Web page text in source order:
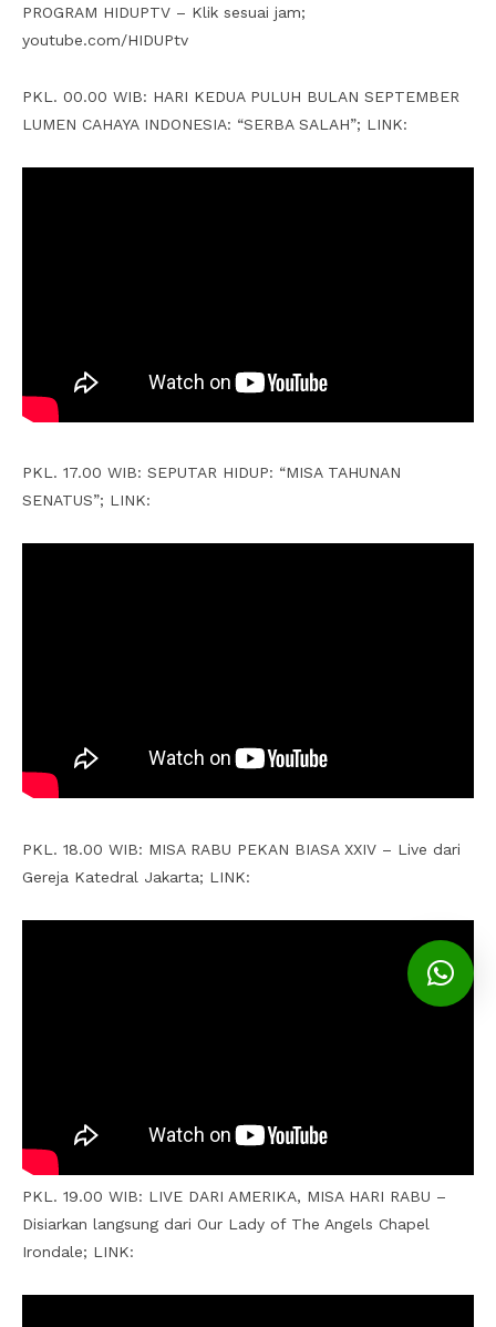
PROGRAM HIDUPTV – Klik sesuai jam;
youtube.com/HIDUPtv
PKL. 00.00 WIB: HARI KEDUA PULUH BULAN SEPTEMBER
LUMEN CAHAYA INDONESIA: “SERBA SALAH”; LINK:
PKL. 17.00 WIB: SEPUTAR HIDUP: “MISA TAHUNAN
SENATUS”; LINK:
PKL. 18.00 WIB: MISA RABU PEKAN BIASA XXIV – Live dari
Gereja Katedral Jakarta; LINK:
PKL. 19.00 WIB: LIVE DARI AMERIKA, MISA HARI RABU –
Disiarkan langsung dari Our Lady of The Angels Chapel
Irondale; LINK: